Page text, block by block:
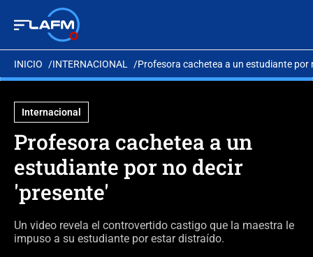
INICIO INTERNACIONAL Profesora cachetea a un estudiante por
Internacional
Profesora cachetea a un
estudiante por no decir
'presente'
Un video revela el controvertido castigo que la maestra le
impuso a su estudiante por estar distraído.